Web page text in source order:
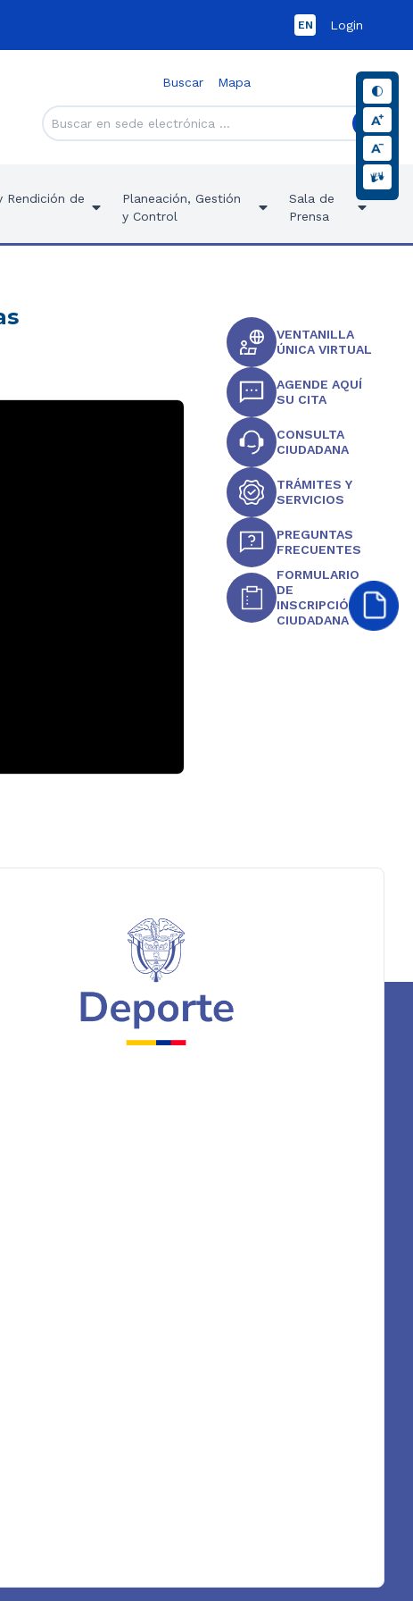
EN Login
Buscar Mapa
Rendición de
Planeación, Gestión
y Control
Sala de
Prensa
VENTANILLA
ÚNICA VIRTUAL
AGENDE AQUÍ
SU CITA
CONSULTA
CIUDADANA
TRÁMITES Y
SERVICIOS
PREGUNTAS
FRECUENTES
FORMULARIO
DE
INSCRIPCIÓN
CIUDADANA